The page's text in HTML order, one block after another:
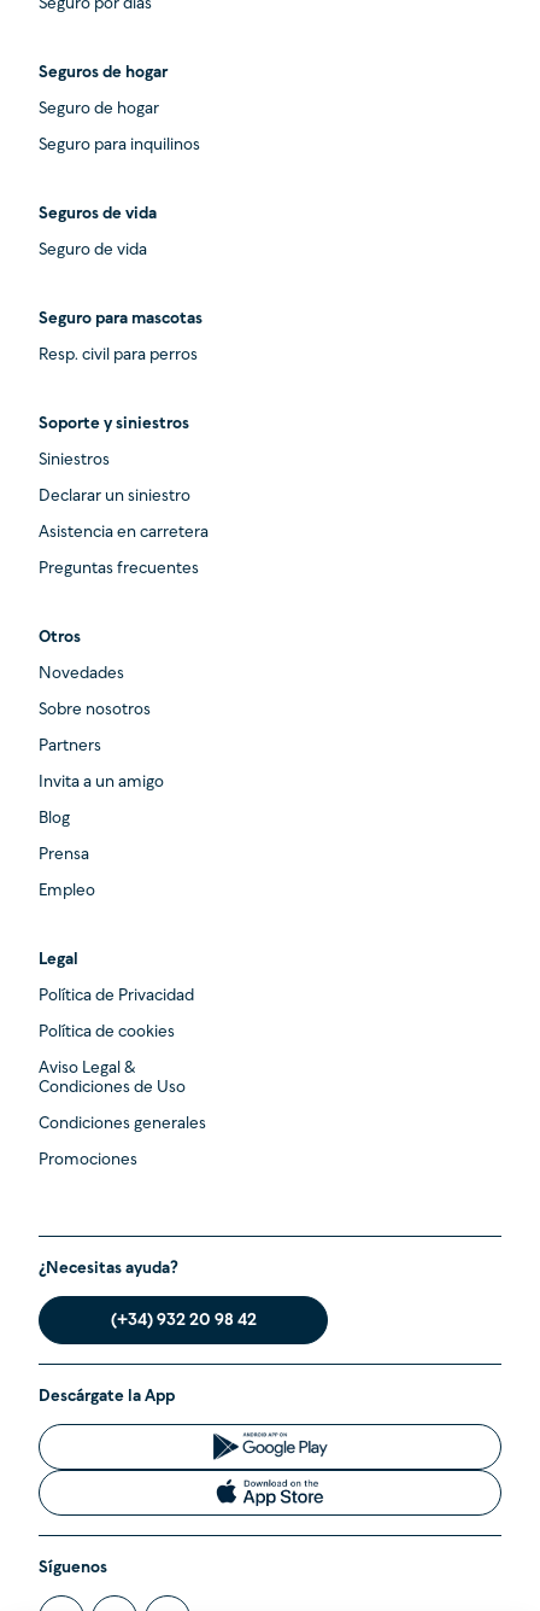
Seguro por días
Seguros de hogar
Seguro de hogar
Seguro para inquilinos
Seguros de vida
Seguro de vida
Seguro para mascotas
Resp. civil para perros
Soporte y siniestros
Siniestros
Declarar un siniestro
Asistencia en carretera
Preguntas frecuentes
Otros
Novedades
Sobre nosotros
Partners
Invita a un amigo
Blog
Prensa
Empleo
Legal
Política de Privacidad
Política de cookies
Aviso Legal &
Condiciones de Uso
Condiciones generales
Promociones
¿Necesitas ayuda?
(+34) 932 20 98 42
Descárgate la App
Síguenos